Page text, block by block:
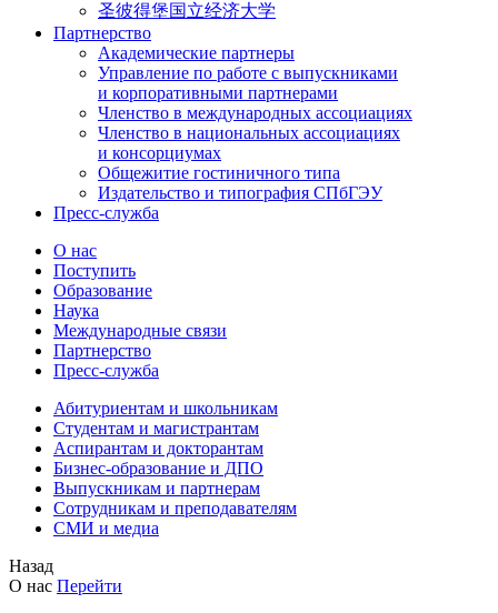
圣彼得堡国立经济大学
Партнерство
Академические партнеры
Управление по работе с выпускниками
и корпоративными партнерами
Членство в международных ассоциациях
Членство в национальных ассоциациях
и консорциумах
Общежитие гостиничного типа
Издательство и типография СПбГЭУ
Пресс-служба
О нас
Поступить
Образование
Наука
Международные связи
Партнерство
Пресс-служба
Абитуриентам и школьникам
Студентам и магистрантам
Аспирантам и докторантам
Бизнес-образование и ДПО
Выпускникам и партнерам
Сотрудникам и преподавателям
СМИ и медиа
Назад
О нас Перейти